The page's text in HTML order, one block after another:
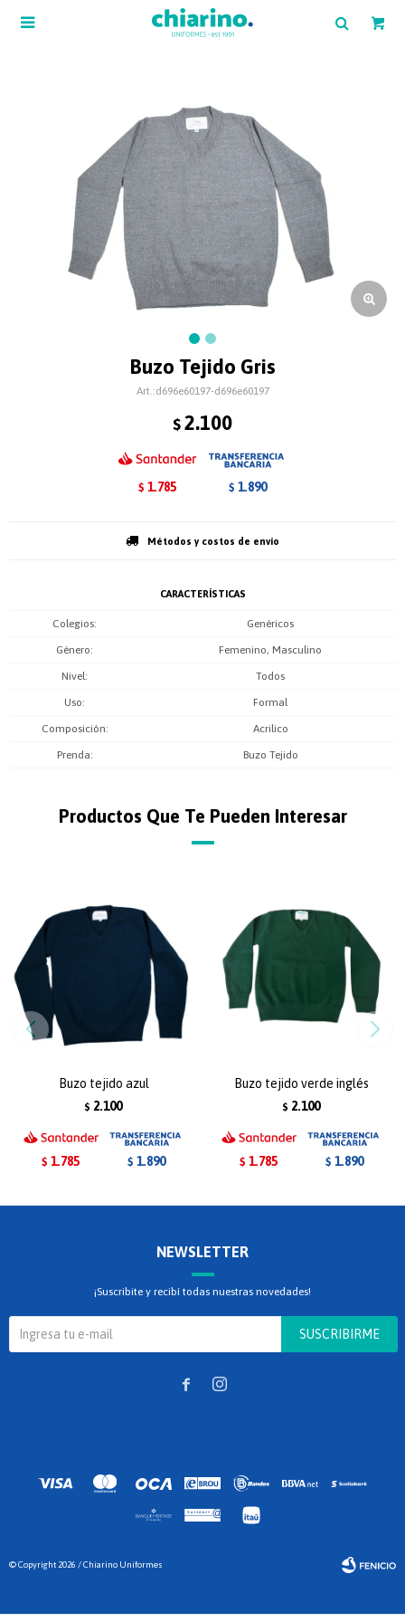

Buzo Tejido Gris
d696e60197-d696e60197
$ 2.100
$ 1.785 $ 1.890
Métodos y costos de envío
CARACTERÍSTICAS
Colegios Genéricos
Género Femenino, Masculino
Nivel Todos
Uso Formal
Composición Acrilico
Prenda Buzo Tejido
Productos Que Te Pueden Interesar
Buzo tejido azul
$ 2.100
$ 1.785 $ 1.890
Buzo tejido verde inglés
$ 2.100
$ 1.785 $ 1.890
NEWSLETTER
¡Suscribite y recibí todas nuestras novedades!
SUSCRIBIRME
 
© Copyright 2026 / Chiarino Uniformes